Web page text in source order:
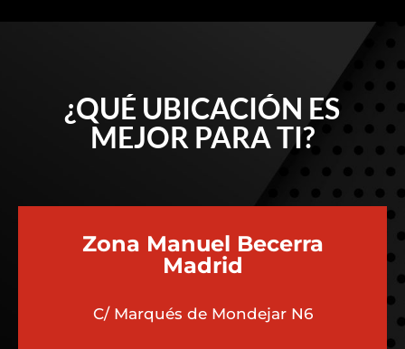
¿QUÉ UBICACIÓN ES
MEJOR PARA TI?
Zona Manuel Becerra
Madrid
C/ Marqués de Mondejar N6